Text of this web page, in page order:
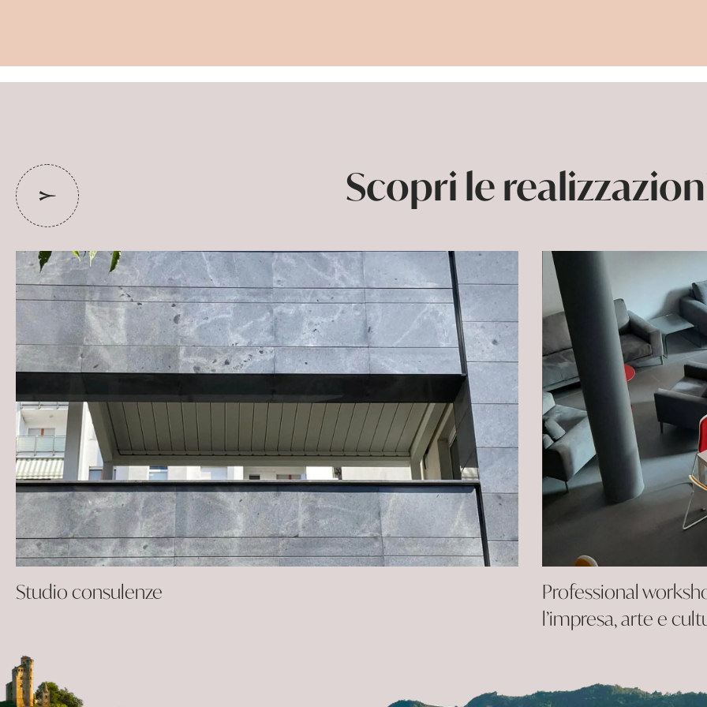
Scopri le
Studio consulenze
Professional
l’impresa, arte e